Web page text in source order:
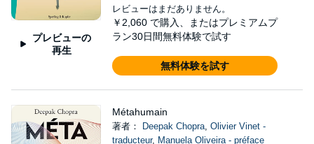
プレビューの
再生
レビューはまだありません。
￥2,060 で購入、またはプレミアムプ
ラン30日間無料体験で試す
無料体験を試す
Métahumain
著者： Deepak Chopra, Olivier Vinet -
traducteur, Manuela Oliveira - préface